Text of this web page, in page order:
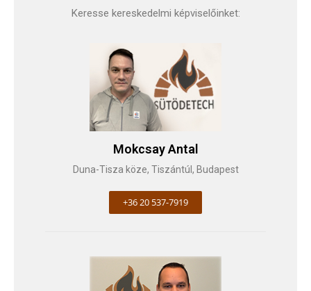
Keresse kereskedelmi képviselőinket:
Mokcsay Antal
Duna-Tisza köze, Tiszántúl, Budapest
+36 20 537-7919